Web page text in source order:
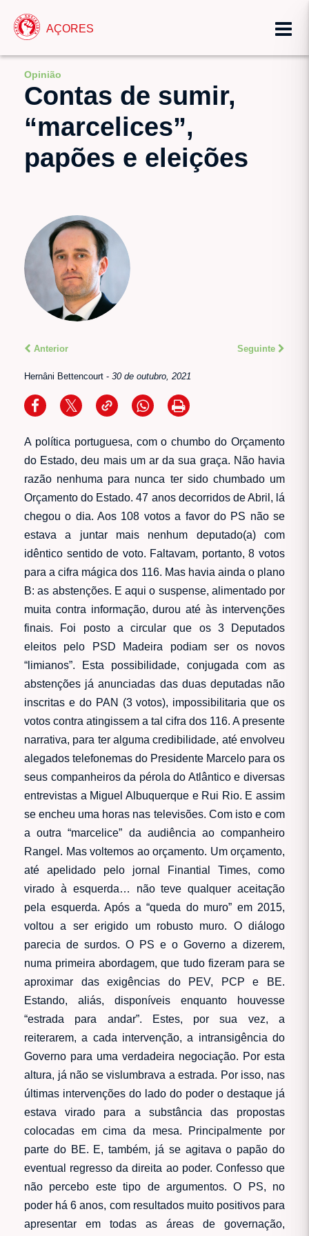
AÇORES
Opinião
Contas de sumir,
“marcelices”,
papões e eleições
Anterior Seguinte
Hernâni Bettencourt - 30 de outubro, 2021
A política portuguesa, com o chumbo do Orçamento
do Estado, deu mais um ar da sua graça. Não havia
razão nenhuma para nunca ter sido chumbado um
Orçamento do Estado. 47 anos decorridos de Abril, lá
chegou o dia. Aos 108 votos a favor do PS não se
estava a juntar mais nenhum deputado(a) com
idêntico sentido de voto. Faltavam, portanto, 8 votos
para a cifra mágica dos 116. Mas havia ainda o plano
B: as abstenções. E aqui o suspense, alimentado por
muita contra informação, durou até às intervenções
finais. Foi posto a circular que os 3 Deputados
eleitos pelo PSD Madeira podiam ser os novos
“limianos”. Esta possibilidade, conjugada com as
abstenções já anunciadas das duas deputadas não
inscritas e do PAN (3 votos), impossibilitaria que os
votos contra atingissem a tal cifra dos 116. A presente
narrativa, para ter alguma credibilidade, até envolveu
alegados telefonemas do Presidente Marcelo para os
seus companheiros da pérola do Atlântico e diversas
entrevistas a Miguel Albuquerque e Rui Rio. E assim
se encheu uma horas nas televisões. Com isto e com
a outra “marcelice” da audiência ao companheiro
Rangel. Mas voltemos ao orçamento. Um orçamento,
até apelidado pelo jornal Finantial Times, como
virado à esquerda… não teve qualquer aceitação
pela esquerda. Após a “queda do muro” em 2015,
voltou a ser erigido um robusto muro. O diálogo
parecia de surdos. O PS e o Governo a dizerem,
numa primeira abordagem, que tudo fizeram para se
aproximar das exigências do PEV, PCP e BE.
Estando, aliás, disponíveis enquanto houvesse
“estrada para andar”. Estes, por sua vez, a
reiterarem, a cada intervenção, a intransigência do
Governo para uma verdadeira negociação. Por esta
altura, já não se vislumbrava a estrada. Por isso, nas
últimas intervenções do lado do poder o destaque já
estava virado para a substância das propostas
colocadas em cima da mesa. Principalmente por
parte do BE. E, também, já se agitava o papão do
eventual regresso da direita ao poder. Confesso que
não percebo este tipo de argumentos. O PS, no
poder há 6 anos, com resultados muito positivos para
apresentar em todas as áreas de governação,